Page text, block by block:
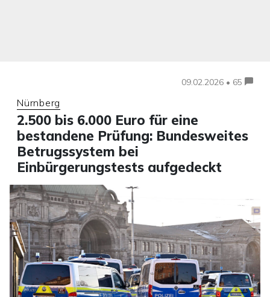
09.02.2026 • 65
Nürnberg
2.500 bis 6.000 Euro für eine
bestandene Prüfung: Bundesweites
Betrugssystem bei
Einbürgerungstests aufgedeckt